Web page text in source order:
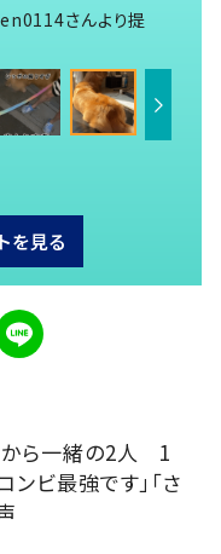
さんより提
を見る
から一緒の2人 1
ンビ最強です」「さ